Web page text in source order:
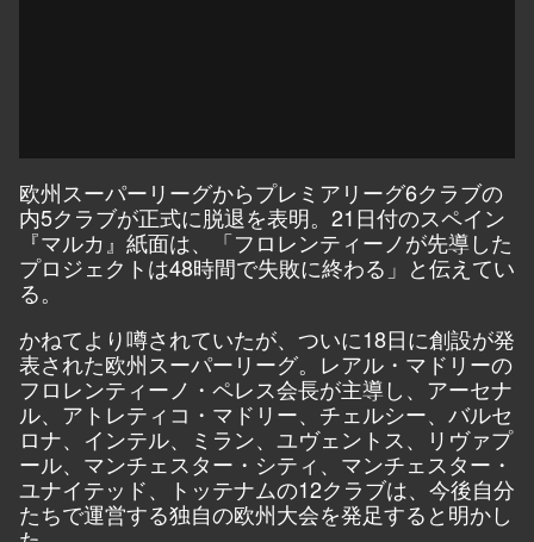
欧州スーパーリーグからプレミアリーグ6クラブの
内5クラブが正式に脱退を表明。21日付のスペイン
『マルカ』紙面は、「フロレンティーノが先導した
プロジェクトは48時間で失敗に終わる」と伝えてい
る。
かねてより噂されていたが、ついに18日に創設が発
表された欧州スーパーリーグ。レアル・マドリーの
フロレンティーノ・ペレス会長が主導し、アーセナ
ル、アトレティコ・マドリー、チェルシー、バルセ
ロナ、インテル、ミラン、ユヴェントス、リヴァプ
ール、マンチェスター・シティ、マンチェスター・
ユナイテッド、トッテナムの12クラブは、今後自分
たちで運営する独自の欧州大会を発足すると明かし